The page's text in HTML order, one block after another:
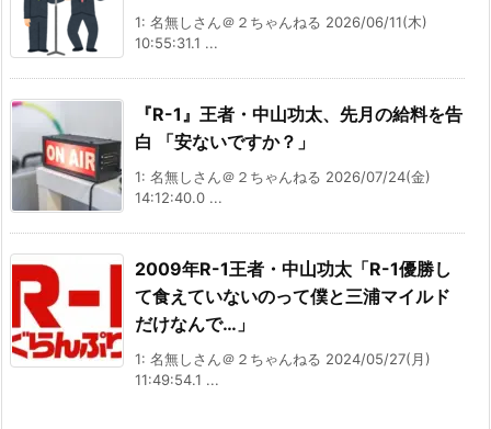
1: 名無しさん＠２ちゃんねる 2026/06/11(木)
10:55:31.1 ...
『R-1』王者・中山功太、先月の給料を告
白 「安ないですか？」
1: 名無しさん＠２ちゃんねる 2026/07/24(金)
14:12:40.0 ...
2009年R-1王者・中山功太「R-1優勝し
て食えていないのって僕と三浦マイルド
だけなんで…」
1: 名無しさん＠２ちゃんねる 2024/05/27(月)
11:49:54.1 ...